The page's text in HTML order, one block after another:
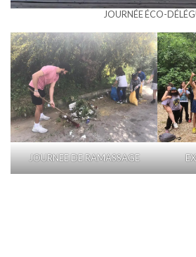
JOURNÉE ÉCO-
JOURNEE DE RAMASSAGE